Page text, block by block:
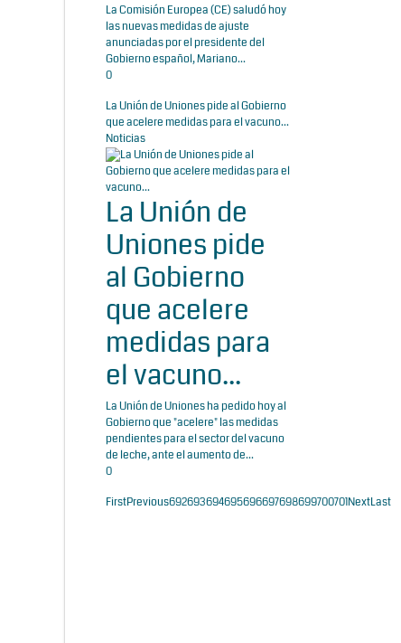
La Comisión Europea (CE) saludó hoy
las nuevas medidas de ajuste
anunciadas por el presidente del
Gobierno español, Mariano...
0
La Unión de Uniones pide al Gobierno
que acelere medidas para el vacuno...
Noticias
La Unión de
Uniones pide
al Gobierno
que acelere
medidas para
el vacuno...
La Unión de Uniones ha pedido hoy al
Gobierno que "acelere" las medidas
pendientes para el sector del vacuno
de leche, ante el aumento de...
0
FirstPrevious692693694695696697698699700701NextLast